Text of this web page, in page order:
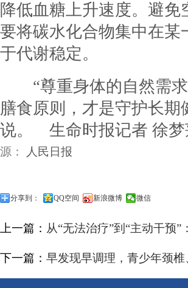
降低血糖上升速度。避
要将碳水化合物集中在
于代谢稳定。
“尊重身体的自然需求
膳食原则，才是守护长期
说。
生命时报记者 徐
源： 人民日报
分享到： QQ空间 新浪微博 微信
上一篇： 从“无法治疗”到“主动干预
下一篇： 早发现早调理，青少年颈